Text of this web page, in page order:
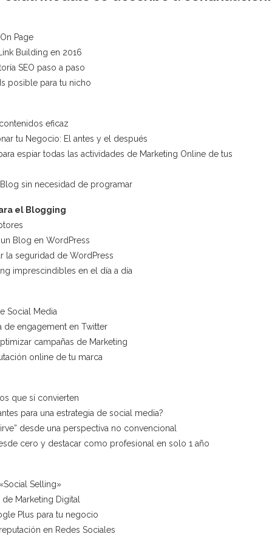
Page
Building en 2016
SEO paso a paso
posible para tu nicho
eficaz
tu Negocio: El antes y el después
espiar todas las actividades de Marketing Online de tus
sin necesidad de programar
el Blogging
Blog en WordPress
la seguridad de WordPress
imprescindibles en el día a día
Social Media
de engagement en Twitter
campañas de Marketing
online de tu marca
que sí convierten
para una estrategia de social media?
desde una perspectiva no convencional
cero y destacar como profesional en solo 1 año
Selling»
Marketing Digital
Plus para tu negocio
en Redes Sociales